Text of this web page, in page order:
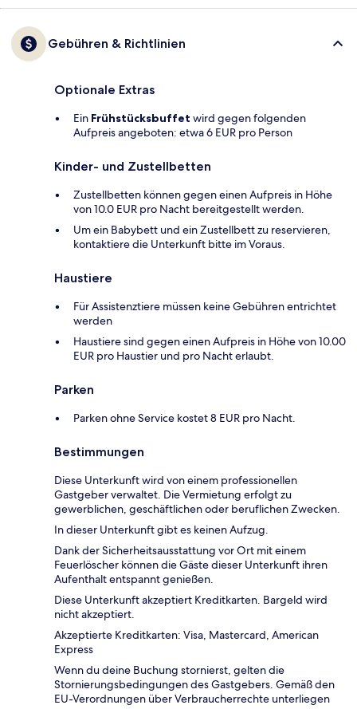
Gebühren & Richtlinien
Optionale Extras
Ein Frühstücksbuffet wird gegen folgenden
Aufpreis angeboten: etwa 6 EUR pro Person
Kinder- und Zustellbetten
Zustellbetten können gegen einen Aufpreis in Höhe
von 10.0 EUR pro Nacht bereitgestellt werden.
Um ein Babybett und ein Zustellbett zu reservieren,
kontaktiere die Unterkunft bitte im Voraus.
Haustiere
Für Assistenztiere müssen keine Gebühren entrichtet
werden
Haustiere sind gegen einen Aufpreis in Höhe von 10.00
EUR pro Haustier und pro Nacht erlaubt.
Parken
Parken ohne Service kostet 8 EUR pro Nacht.
Bestimmungen
Diese Unterkunft wird von einem professionellen
Gastgeber verwaltet. Die Vermietung erfolgt zu
gewerblichen, geschäftlichen oder beruflichen Zwecken.
In dieser Unterkunft gibt es keinen Aufzug.
Dank der Sicherheitsausstattung vor Ort mit einem
Feuerlöscher können die Gäste dieser Unterkunft ihren
Aufenthalt entspannt genießen.
Diese Unterkunft akzeptiert Kreditkarten. Bargeld wird
nicht akzeptiert.
Akzeptierte Kreditkarten: Visa, Mastercard, American
Express
Wenn du deine Buchung stornierst, gelten die
Stornierungsbedingungen des Gastgebers. Gemäß den
EU-Verordnungen über Verbraucherrechte unterliegen